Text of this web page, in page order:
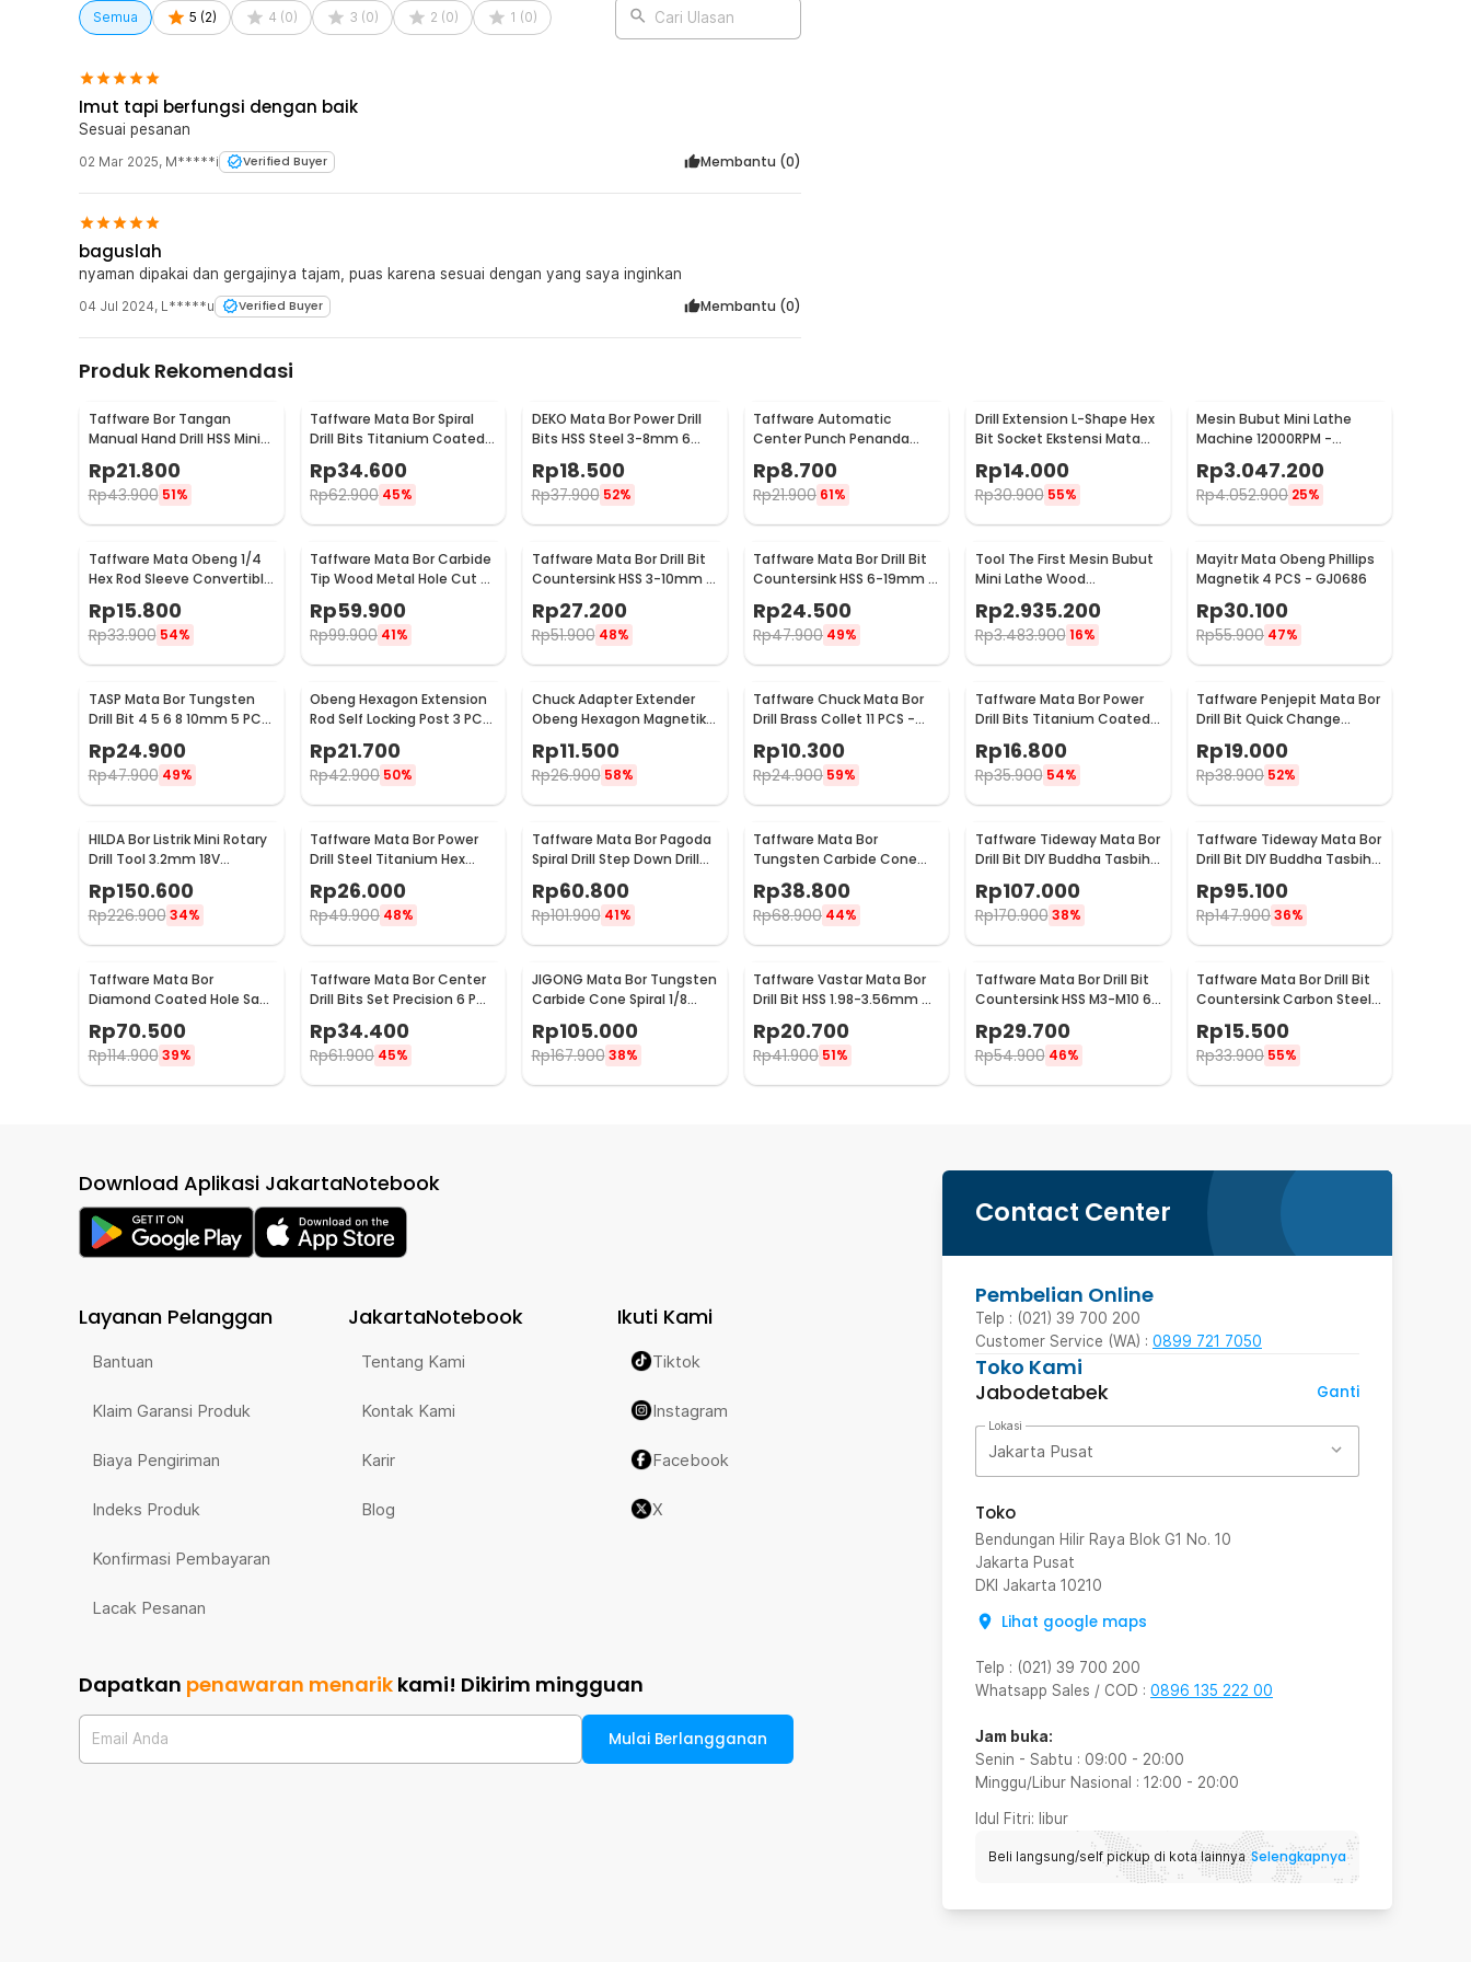
Semua 5 (2) 4 (0) 3 (0) 2 (0) 1 (0) Cari Ulasan
Imut tapi berfungsi dengan baik
Sesuai pesanan
02 Mar 2025, M*****i Verified Buyer Membantu (0)
baguslah
nyaman dipakai dan gergajinya tajam, puas karena sesuai dengan yang saya inginkan
04 Jul 2024, L*****u Verified Buyer Membantu (0)
Produk Rekomendasi
Taffware Bor Tangan
Manual Hand Drill HSS Mini
dengan 10 Mata Bor - 3003
Rp21.800
Rp43.900 51%
Taffware Mata Bor Spiral
Drill Bits Titanium Coated 3
Rp34.600
Rp62.900 45%
DEKO Mata Bor Power Drill
Bits HSS Steel 3-8mm 6
PCS - DW1369
Rp18.500
Rp37.900 52%
Taffware Automatic
Center Punch Penanda
Titik Bor
Rp8.700
Rp21.900 61%
Drill Extension L-Shape Hex
Bit Socket Ekstensi Mata
Rp14.000
Rp30.900 55%
Mesin Bubut Mini Lathe
Machine 12000RPM -
TZ20002MR
Rp3.047.200
Rp4.052.900 25%
Taffware Mata Obeng 1/4
Hex Rod Sleeve Convertible
Joints 8 PCS
Rp15.800
Rp33.900 54%
Taffware Mata Bor Carbide
Tip Wood Metal Hole Cut 5
Rp59.900
Rp99.900 41%
Taffware Mata Bor Drill Bit
Countersink HSS 3-10mm 7
Rp27.200
Rp51.900 48%
Taffware Mata Bor Drill Bit
Countersink HSS 6-19mm 6
Rp24.500
Rp47.900 49%
Tool The First Mesin Bubut
Mini Lathe Wood
Metalworking 60W -
TZ20002MG
Rp2.935.200
Rp3.483.900 16%
Mayitr Mata Obeng Phillips
Magnetik 4 PCS - GJ0686
Rp30.100
Rp55.900 47%
TASP Mata Bor Tungsten
Drill Bit 4 5 6 8 10mm 5 PCS
Rp24.900
Rp47.900 49%
Obeng Hexagon Extension
Rod Self Locking Post 3 PCS
Rp21.700
Rp42.900 50%
Chuck Adapter Extender
Obeng Hexagon Magnetik
Rp11.500
Rp26.900 58%
Taffware Chuck Mata Bor
Drill Brass Collet 11 PCS -
Rp10.300
Rp24.900 59%
Taffware Mata Bor Power
Drill Bits Titanium Coated
50 PCS - DW1361
Rp16.800
Rp35.900 54%
Taffware Penjepit Mata Bor
Drill Bit Quick Change
Rp19.000
Rp38.900 52%
HILDA Bor Listrik Mini Rotary
Drill Tool 3.2mm 18V
18000RPM - JD5202
Rp150.600
Rp226.900 34%
Taffware Mata Bor Power
Drill Steel Titanium Hex
Shank 13 PCS - SV-VDB13
Rp26.000
Rp49.900 48%
Taffware Mata Bor Pagoda
Spiral Drill Step Down Drill
Bit Tipe 2 5 PCS - BIHH463A
Rp60.800
Rp101.900 41%
Taffware Mata Bor
Tungsten Carbide Cone
Spiral Bits 10 PCS - GJ0106
Rp38.800
Rp68.900 44%
Taffware Tideway Mata Bor
Drill Bit DIY Buddha Tasbih
Rp107.000
Rp170.900 38%
Taffware Tideway Mata Bor
Drill Bit DIY Buddha Tasbih
Rp95.100
Rp147.90036%
Taffware Mata Bor
Diamond Coated Hole Saw
- GJ0105
Rp70.500
Rp114.900 39%
Taffware Mata Bor Center
Drill Bits Set Precision 6 PCS
- SV-VDB25
Rp34.400
Rp61.900 45%
JIGONG Mata Bor Tungsten
Carbide Cone Spiral 1/8
Rp105.000
Rp167.900 38%
Taffware Vastar Mata Bor
Drill Bit HSS 1.98-3.56mm 5
Rp20.700
Rp41.900 51%
Taffware Mata Bor Drill Bit
Countersink HSS M3-M10 6
Rp29.700
Rp54.900 46%
Taffware Mata Bor Drill Bit
Countersink Carbon Steel
Rp15.500
Rp33.900 55%
Contact Center
Pembelian Online
Telp : (021) 39 700 200
Customer Service (WA) : 0899 721 7050
Toko Kami
Jabodetabek
Ganti
Lokasi
Jakarta Pusat
Toko
Bendungan Hilir Raya Blok G1 No. 10
Jakarta Pusat
DKI Jakarta 10210
Lihat google maps
Telp : (021) 39 700 200
Whatsapp Sales / COD : 0896 135 222 00
Jam buka:
Senin - Sabtu : 09:00 - 20:00
Minggu/Libur Nasional : 12:00 - 20:00
Idul Fitri: libur
Beli langsung/self pickup di kota lainnya Selengkapnya
Download Aplikasi JakartaNotebook
Layanan Pelanggan
Bantuan
Klaim Garansi Produk
Biaya Pengiriman
Indeks Produk
Konfirmasi Pembayaran
Lacak Pesanan
JakartaNotebook
Tentang Kami
Kontak Kami
Karir
Blog
Ikuti Kami
Tiktok
Instagram
Facebook
X
Dapatkan penawaran menarik kami! Dikirim mingguan
Email Anda Mulai Berlangganan